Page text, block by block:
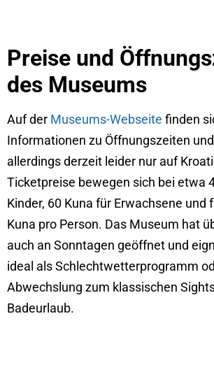
Preise und
des Museums
Auf der Museums-Webseite finden
Informationen zu Öffnungszeiten
allerdings derzeit leider nur auf
Ticketpreise bewegen sich bei etwa
Kinder, 60 Kuna für Erwachsene und
Kuna pro Person. Das Museum hat
auch an Sonntagen geöffnet und
ideal als Schlechtwetterprogramm
Abwechslung zum klassischen
Badeurlaub.